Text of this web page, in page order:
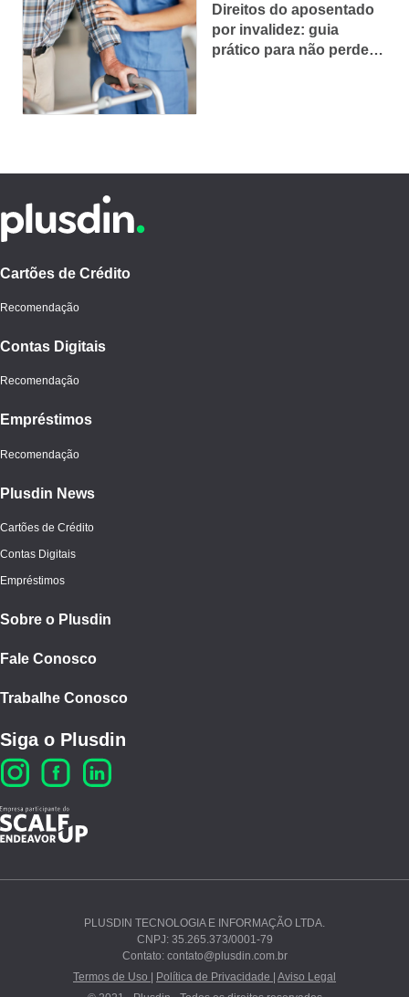
Ao continuar navegando, você concorda com nossos
ePolí­tica de Privacidade.
Direitos do aposentado
por invalidez: guia
prático para não perder
Cartões de Crédito
Recomendação
Contas Digitais
Recomendação
Empréstimos
Recomendação
Plusdin News
Cartões de Crédito
Contas Digitais
Empréstimos
Sobre o Plusdin
Fale Conosco
Trabalhe Conosco
Siga o Plusdin
PLUSDIN TECNOLOGIA E INFORMAÇÃO LTDA.
CNPJ: 35.265.373/0001-79
Contato: contato@plusdin.com.br
Termos de Uso |
Política de Privacidade |
Aviso Legal